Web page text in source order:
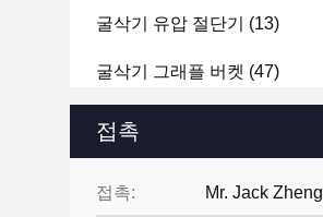
굴삭기 유압 절단기 (13)
굴삭기 그래플 버켓 (47)
굴삭기 리퍼 부착
(13)
접촉
접촉: Mr. Jack Zheng